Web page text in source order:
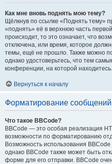
Как мне вновь поднять мою тему?
Щёлкнув по ссылке «Поднять тему»
«поднять» её в верхнюю часть
происходит, то это означает, что
отключена, или время, которое
темы, ещё не прошло. Также можно
однако удостоверьтесь, что тем
конференции, на которой находитесь.
Вернуться к началу
Форматирование
Что такое BBCode?
BBCode — это особая реализация
возможности по форматированию
Возможность использования
однако BBCode также может быть
форме для его отправки. BBCode